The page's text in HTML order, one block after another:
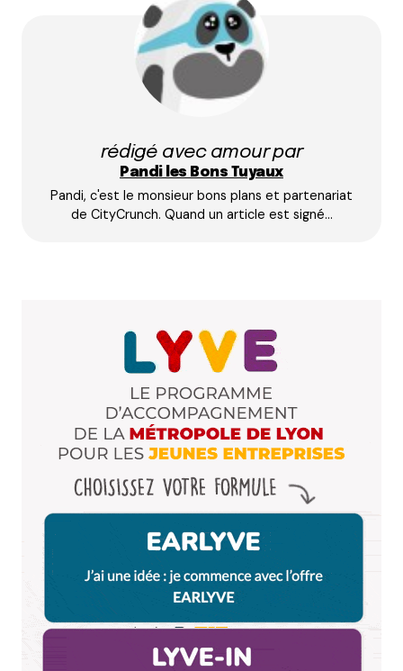
Votre adresse e-mail ne sera pas publiée.
champs obligatoires sont indiqués avec
E-mail*
Enregistrer mon nom, mon e-mail et mon site dans le
navigateur pour mon prochain commentaire.
Prévenez-moi de tous les nouveaux commentaires
Et bim !
rédigé avec amour par
Pandi les Bons Tuyaux
Pandi, c'est le monsieur bons plans et partenariat
de CityCrunch. Quand un article est signé…